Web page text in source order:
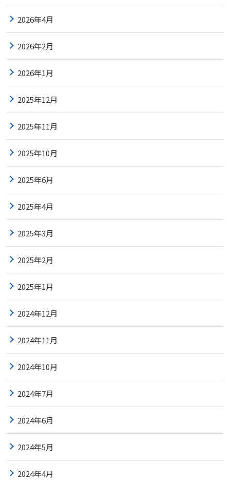
2026年4月
2026年2月
2026年1月
2025年12月
2025年11月
2025年10月
2025年6月
2025年4月
2025年3月
2025年2月
2025年1月
2024年12月
2024年11月
2024年10月
2024年7月
2024年6月
2024年5月
2024年4月